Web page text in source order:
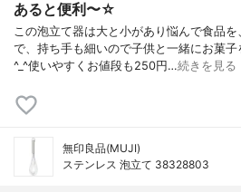
あると便利〜☆
この泡立て器は大と小があり悩んで食品
で、持ち手も細いので子供と一緒にお菓
^_^使いやすくお値段も250円…続きを見る
無印良品(MUJI)
ステンレス 泡立て 38328803